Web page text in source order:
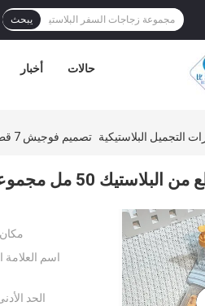
يبحث
أخبار حالات
التجميل البلاستيكية تصميم فوجيش 7 قطع من البلاستيك 50 مل مجموعة زجاجة تستخدم لحزمة العناية الشخصية
اسم العلامة
الحد